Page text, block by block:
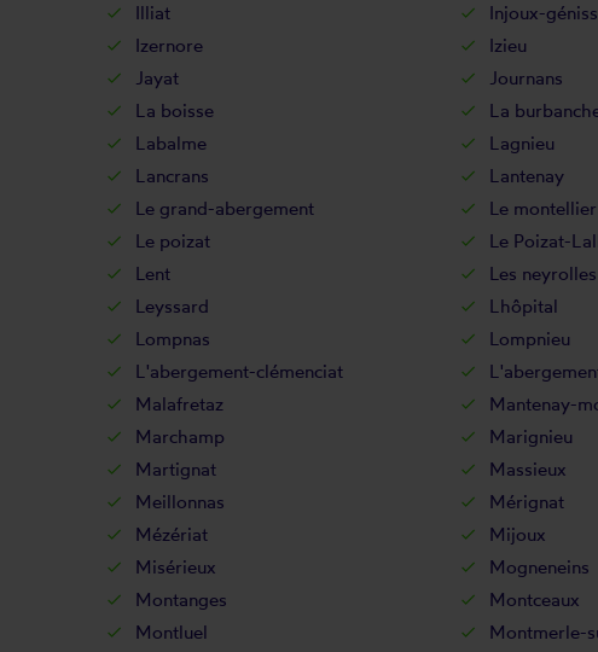
Illiat
Injoux-
Izernore
Izieu
Jayat
Journans
La boisse
La
Labalme
Lagnieu
Lancrans
Lantenay
Le grand-abergement
Le montellier
Le poizat
Le Poizat-
Lent
Les neyrolles
Leyssard
Lhôpital
Lompnas
Lompnieu
L'abergement-clémenciat
Malafretaz
Mantenay-
Marchamp
Marignieu
Martignat
Massieux
Meillonnas
Mérignat
Mézériat
Mijoux
Misérieux
Mogneneins
Montanges
Montceaux
Montluel
Montmerle-